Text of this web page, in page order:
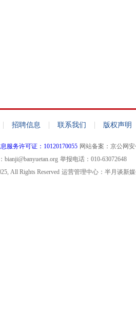
| 招聘信息 | 联系我们 | 版权声明
服务许可证：10120170055 网站备案：京公网安
bianji@banyuetan.org 举报电话：010-63072648
All Rights Reserved 运营管理中心：半月谈新